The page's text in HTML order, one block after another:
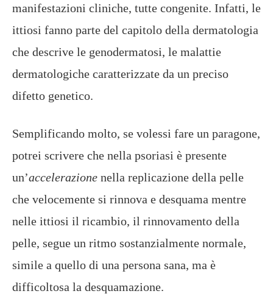
manifestazioni cliniche, tutte congenite. Infatti, le
ittiosi fanno parte del capitolo della dermatologia
che descrive le genodermatosi, le malattie
dermatologiche caratterizzate da un preciso
difetto genetico.
Semplificando molto, se volessi fare un paragone,
potrei scrivere che nella psoriasi è presente
un’accelerazione nella replicazione della pelle
che velocemente si rinnova e desquama mentre
nelle ittiosi il ricambio, il rinnovamento della
pelle, segue un ritmo sostanzialmente normale,
simile a quello di una persona sana, ma è
difficoltosa la desquamazione.